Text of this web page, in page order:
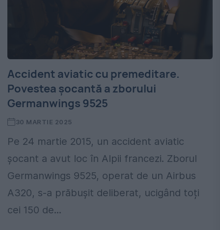
Accident aviatic cu premeditare.
Povestea șocantă a zborului
Germanwings 9525
30 MARTIE 2025
Pe 24 martie 2015, un accident aviatic
șocant a avut loc în Alpii francezi. Zborul
Germanwings 9525, operat de un Airbus
A320, s-a prăbușit deliberat, ucigând toți
cei 150 de...